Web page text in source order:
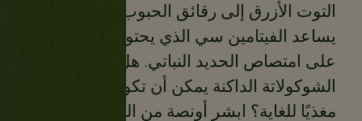
التوت الأزرق إلى رقائق الحبوب التي تتناولها.
يساعد الفيتامين سي الذي يحتويه جسمك
على امتصاص الحديد النباتي. هل تعلم أن
الشوكولاتة الداكنة يمكن أن تكون عنصرًا
مغذيًا للغاية؟ ابشر أونصة من الشوكولاتة